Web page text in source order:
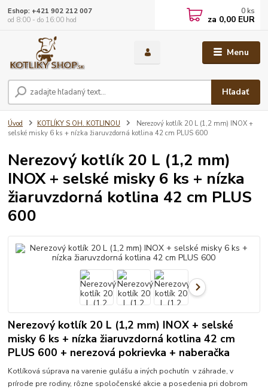
Menu
Hľadať
Eshop: +421 902 212 007
od 8:00 - do 16:00 hod
0 ks
za 0,00 EUR
Úvod KOTLÍKY S OH. KOTLINOU
Nerezový kotlík 20 L (1,2 mm) INOX +
selské misky 6 ks + nízka žiaruvzdorná kotlina 42 cm PLUS 600
Nerezový kotlík 20 L (1,2 mm)
INOX + selské misky 6 ks + nízka
žiaruvzdorná kotlina 42 cm PLUS
600
Nerezový kotlík 20 L (1,2 mm) INOX + selské
misky 6 ks + nízka žiaruvzdorná kotlina 42 cm
PLUS 600 + nerezová pokrievka + naberačka
Kotlíková súprava na varenie gulášu a iných pochutín v záhrade, v
prírode pre rodiny, rôzne spoločenské akcie a posedenia pri dobrom